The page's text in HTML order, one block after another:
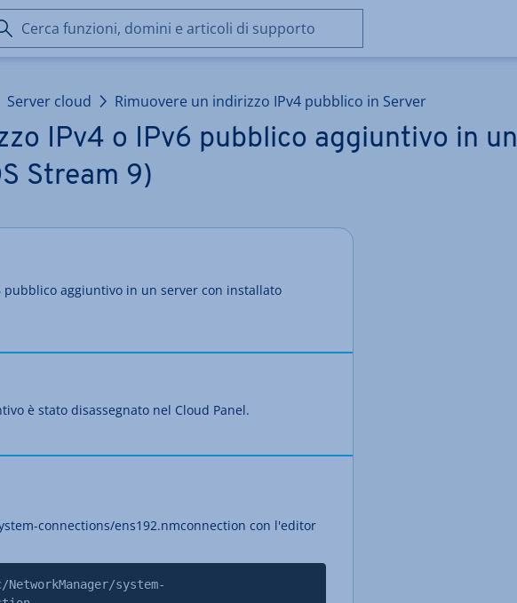
Cerca
funzioni,
articoli
di
supporto
Server cloud Rimuovere un indirizzo IPv4 pubblico in Server
IPv4 o IPv6 pubblico aggiuntivo in un
Stream 9)
pubblico aggiuntivo in un server con installato
è stato disassegnato nel Cloud Panel.
connections/ens192.nmconnection con l'editor
system-